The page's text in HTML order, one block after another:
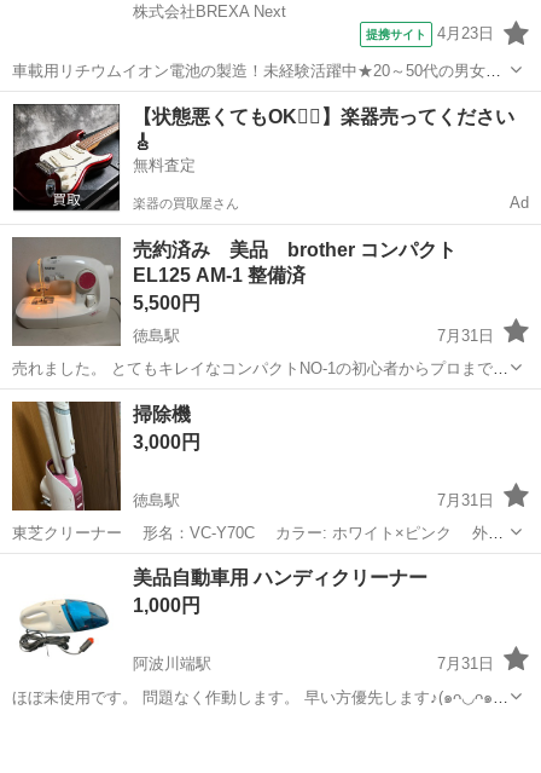
株式会社BREXA Next
提携サイト 4月23日
車載用リチウムイオン電池の製造！未経験活躍中★20～50代の男女活
躍中！寮費無料★備品付き1R寮完備！自宅からマイカー通勤OK！無料
駐車場完備◎正社員登用制度あり！《徳島県板野郡松茂町》 人気の工
場のお仕事 ◇車載用リチウ...
徳島 その他
【状態悪くてもOK🙆‍♀️】楽器売ってください
🎸
無料査定
楽器の買取屋さん Ad
売約済み 美品 brother コンパクト
EL125 AM-1 整備済
5,500円
徳島駅
7月31日
売れました。 とてもキレイなコンパクトNO-1の初心者からプロまで愛
用されています。個人的にも好きなミシンです。現時点で自動糸通
し、返し、ダイヤル、スピード等の不備は無いかと思います（見落と
し御免） 最近特にクレーマーや...
徳島 徳島市 徳島駅
掃除機
3,000円
徳島駅
7月31日
東芝クリーナー 形名：VC-Y70C カラー: ホワイト×ピンク 外
寸：長さ 255mm,幅 250mm, 高さ 870mm(収納時) 980mm(使
用時) 重さ：3.7kg 電源コードの長さ：5m A...
徳島市 徳島駅 生活家電
美品自動車用 ハンディクリーナー
1,000円
阿波川端駅
7月31日
ほぼ未使用です。 問題なく作動します。 早い方優先します♪(๑ᴖ◡ᴖ๑)♪